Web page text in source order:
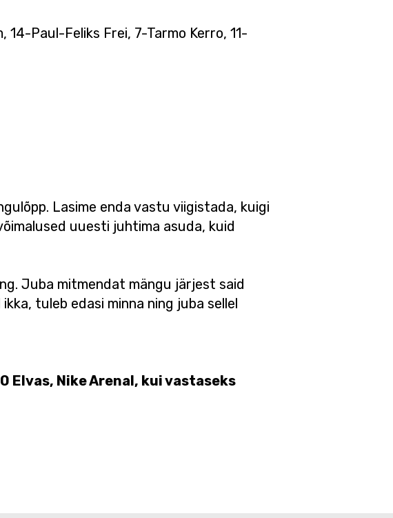
Paul-Feliks Frei, 7-Tarmo Kerro, 11-
Lasime enda vastu viigistada, kuigi
uuesti juhtima asuda, kuid
Juba mitmendat mängu järjest said
tuleb edasi minna ning juba sellel
Elvas, Nike Arenal, kui vastaseks